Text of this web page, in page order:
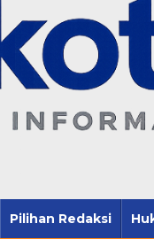
Pilihan Redaksi